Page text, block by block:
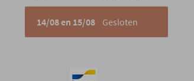
14/08 en 15/08 Gesloten